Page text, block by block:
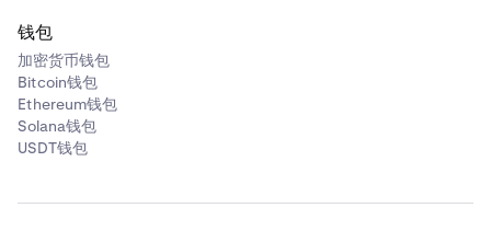
钱包
加密货币钱包
Bitcoin钱包
Ethereum钱包
Solana钱包
USDT钱包